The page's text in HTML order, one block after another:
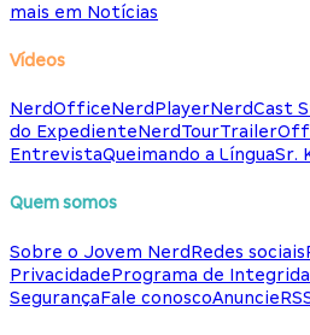
mais em Notícias
Vídeos
NerdOfficeNerdPlayerNerdCast
do ExpedienteNerdTour
EntrevistaQueimando a LínguaSr.
Quem somos
Sobre o Jovem NerdRedes sociais
PrivacidadePrograma de
SegurançaFale conoscoAnuncie